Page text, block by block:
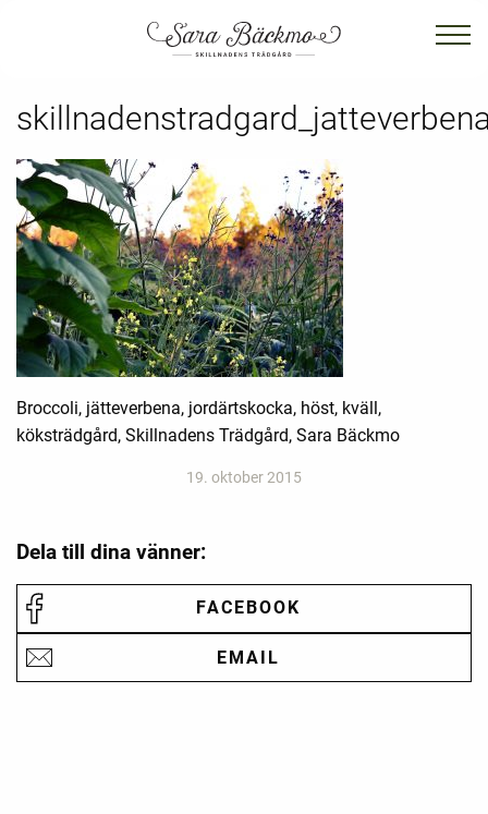
Broccoli, jätteverbena, jordärtskocka, höst, kväll,
köksträdgård, Skillnadens Trädgård, Sara Bäckmo
19. oktober 2015
Dela till dina vänner:
FACEBOOK
EMAIL